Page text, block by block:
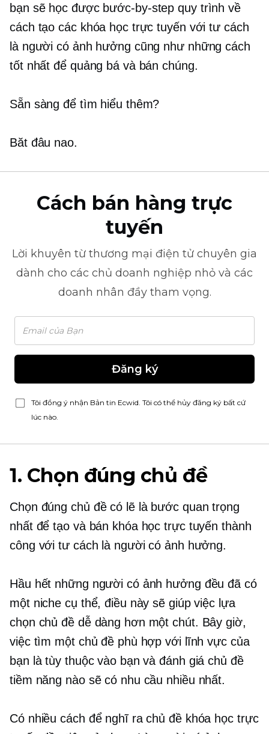
bạn sẽ học được bước-by-step quy trình về
cách tạo các khóa học trực tuyến với tư cách
là người có ảnh hưởng cũng như những cách
tốt nhất để quảng bá và bán chúng.
Sẵn sàng để tìm hiểu thêm?
Băt đâu nao.
Cách bán hàng trực
tuyến
Lời khuyên từ thương mại điện tử chuyên gia
dành cho các chủ doanh nghiệp nhỏ và các
doanh nhân đầy tham vọng.
Đăng ký
Tôi đồng ý nhận Bản tin Ecwid. Tôi có thể hủy đăng ký bất cứ
lúc nào.
1. Chọn đúng chủ đề
Chọn đúng chủ đề có lẽ là bước quan trọng
nhất để tạo và bán khóa học trực tuyến thành
công với tư cách là người có ảnh hưởng.
Hầu hết những người có ảnh hưởng đều đã có
một niche cụ thể, điều này sẽ giúp việc lựa
chọn chủ đề dễ dàng hơn một chút. Bây giờ,
việc tìm một chủ đề phù hợp với lĩnh vực của
bạn là tùy thuộc vào bạn và đánh giá chủ đề
tiềm năng nào sẽ có nhu cầu nhiều nhất.
Có nhiều cách để nghĩ ra chủ đề khóa học trực